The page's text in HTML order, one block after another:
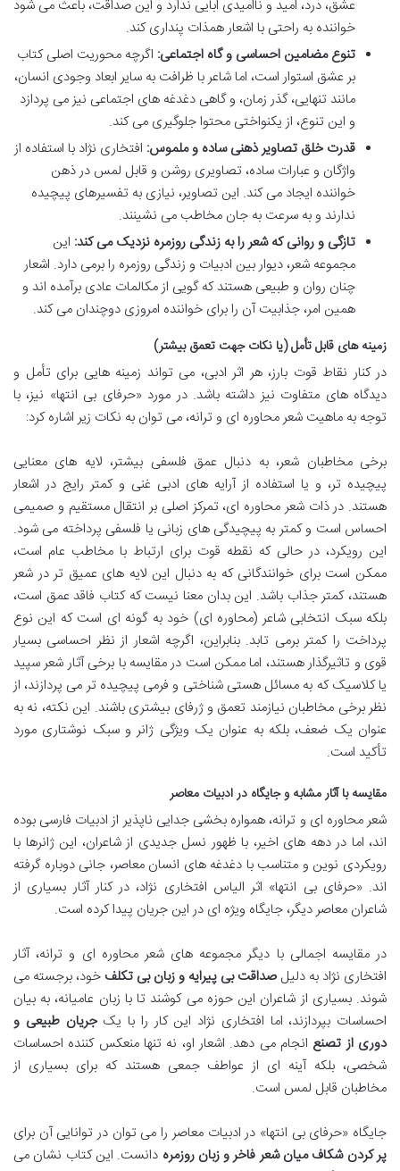
عشق، درد، امید و ناامیدی ابایی ندارد و این صداقت، باعث می شود
خواننده به راحتی با اشعار همذات پنداری کند.
تنوع مضامین احساسی و گاه اجتماعی: اگرچه محوریت اصلی کتاب
بر عشق استوار است، اما شاعر با ظرافت به سایر ابعاد وجودی انسان،
مانند تنهایی، گذر زمان، و گاهی دغدغه های اجتماعی نیز می پردازد
و این تنوع، از یکنواختی محتوا جلوگیری می کند.
قدرت خلق تصاویر ذهنی ساده و ملموس: افتخاری نژاد با استفاده از
واژگان و عبارات ساده، تصاویری روشن و قابل لمس در ذهن
خواننده ایجاد می کند. این تصاویر، نیازی به تفسیرهای پیچیده
ندارند و به سرعت به جان مخاطب می نشینند.
تازگی و روانی که شعر را به زندگی روزمره نزدیک می کند: این
مجموعه شعر، دیوار بین ادبیات و زندگی روزمره را برمی دارد. اشعار
چنان روان و طبیعی هستند که گویی از مکالمات عادی برآمده اند و
همین امر، جذابیت آن را برای خواننده امروزی دوچندان می کند.
زمینه های قابل تأمل (یا نکات جهت تعمق بیشتر)
در کنار نقاط قوت بارز، هر اثر ادبی، می تواند زمینه هایی برای تأمل و
دیدگاه های متفاوت نیز داشته باشد. در مورد «حرفای بی انتها» نیز، با
توجه به ماهیت شعر محاوره ای و ترانه، می توان به نکات زیر اشاره کرد:
برخی مخاطبان شعر، به دنبال عمق فلسفی بیشتر، لایه های معنایی
پیچیده تر، و یا استفاده از آرایه های ادبی غنی و کمتر رایج در اشعار
هستند. در ذات شعر محاوره ای، تمرکز اصلی بر انتقال مستقیم و صمیمی
احساس است و کمتر به پیچیدگی های زبانی یا فلسفی پرداخته می شود.
این رویکرد، در حالی که نقطه قوت برای ارتباط با مخاطب عام است،
ممکن است برای خوانندگانی که به دنبال این لایه های عمیق تر در شعر
هستند، کمتر جذاب باشد. این بدان معنا نیست که کتاب فاقد عمق است،
بلکه سبک انتخابی شاعر (محاوره ای) خود به گونه ای است که این نوع
پرداخت را کمتر برمی تابد. بنابراین، اگرچه اشعار از نظر احساسی بسیار
قوی و تاثیرگذار هستند، اما ممکن است در مقایسه با برخی آثار شعر سپید
یا کلاسیک که به مسائل هستی شناختی و فرمی پیچیده تر می پردازند، از
نظر برخی مخاطبان نیازمند تعمق و ژرفای بیشتری باشند. این نکته، نه به
عنوان یک ضعف، بلکه به عنوان یک ویژگی ژانر و سبک نوشتاری مورد
تأکید است.
مقایسه با آثار مشابه و جایگاه در ادبیات معاصر
شعر محاوره ای و ترانه، همواره بخشی جدایی ناپذیر از ادبیات فارسی بوده
اند، اما در دهه های اخیر، با ظهور نسل جدیدی از شاعران، این ژانرها با
رویکردی نوین و متناسب با دغدغه های انسان معاصر، جانی دوباره گرفته
اند. «حرفای بی انتها» اثر الیاس افتخاری نژاد، در کنار آثار بسیاری از
شاعران معاصر دیگر، جایگاه ویژه ای در این جریان پیدا کرده است.
در مقایسه اجمالی با دیگر مجموعه های شعر محاوره ای و ترانه، آثار
افتخاری نژاد به دلیل صداقت بی پیرایه و زبان بی تکلف خود، برجسته می
شوند. بسیاری از شاعران این حوزه می کوشند تا با زبان عامیانه، به بیان
احساسات بپردازند، اما افتخاری نژاد این کار را با یکجریان طبیعی و
دوری از تصنع انجام می دهد. اشعار او، نه تنها منعکس کننده احساسات
شخصی، بلکه آینه ای از عواطف جمعی هستند که برای بسیاری از
مخاطبان قابل لمس است.
جایگاه «حرفای بی انتها» در ادبیات معاصر را می توان در توانایی آن برای
پر کردن شکاف میان شعر فاخر و زبان روزمره دانست. این کتاب نشان می